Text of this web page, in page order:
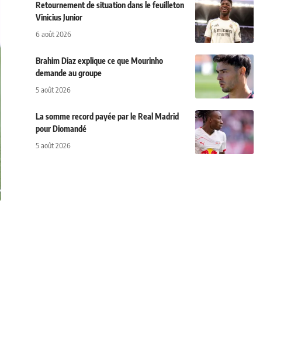
Retournement de situation dans le feuilleton
Vinicius Junior
6 août 2026
Brahim Diaz explique ce que Mourinho
demande au groupe
5 août 2026
La somme record payée par le Real Madrid
pour Diomandé
5 août 2026